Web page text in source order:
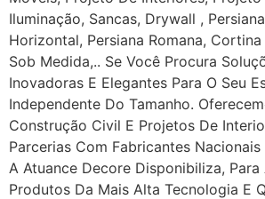
Iluminação, Sancas, Drywall ,
Horizontal, Persiana Romana,
Sob Medida,.. Se Você Procura
Inovadoras E Elegantes Para O Seu
Independente Do Tamanho.
Construção Civil E Projetos De
Parcerias Com Fabricantes
A Atuance Decore Disponibiliza, Para
Produtos Da Mais Alta Tecnologia E